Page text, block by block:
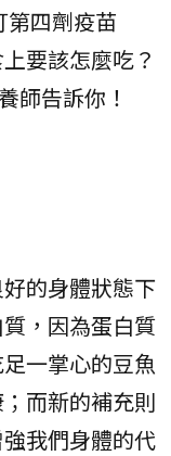
第四劑疫苗
要該怎麼吃？
師告訴你！
的身體狀態下
，因為蛋白質
一掌心的豆魚
而新的補充則
我們身體的代